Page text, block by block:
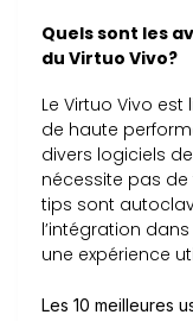
Quels sont les
du Virtuo Vivo?
Le Virtuo Vivo
de haute
divers logiciels
nécessite pas de
tips sont
l’intégration
une expérience
Les 10 meilleures